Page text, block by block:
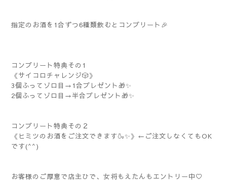
指定のお酒を1合ずつ6種類飲むとコンプリート🎉
コンプリート特典その1
《サイコロチャレンジ🎲》
3個ふってゾロ目→1合プレゼント🎁✨
2個ふってゾロ目→半合プレゼント🎁✨
コンプリート特典その２
《ヒミツのお酒をご注文できます🍶✨》←ご注文しなくてもOK
です(^^)
お客様のご厚意で店主ひで、女将もえたんもエントリー中♡